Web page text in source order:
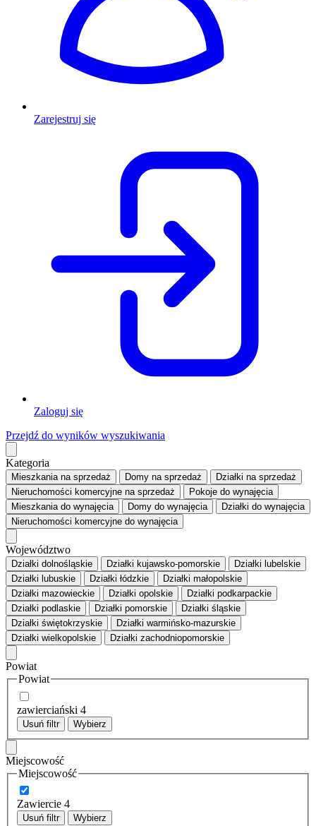
Zarejestruj się
Zaloguj się
Przejdź do wyników wyszukiwania
Kategoria
Mieszkaniana sprzedaż Domy na sprzedaż Działki na sprzedaż
Nieruchomości komercyjne na sprzedaż Pokoje do wynajęcia
Mieszkaniado wynajęcia Domy do wynajęcia Działki do wynajęcia
Nieruchomości komercyjne do wynajęcia
Województwo
Działki dolnośląskie Działki kujawsko-pomorskie
Działki lubelskie
Działki lubuskie
Działki łódzkie
Działki małopolskie
Działki mazowieckie
Działki opolskie
Działki podkarpackie
Działki podlaskie
Działki pomorskie
Działki śląskie
Działki świętokrzyskie
Działki warmińsko-mazurskie
Działki wielkopolskie
Działki zachodniopomorskie
Powiat
Powiat
zawierciański 4
Usuń filtr Wybierz
Miejscowość
Miejscowość
Zawiercie 4
Usuń filtr Wybierz